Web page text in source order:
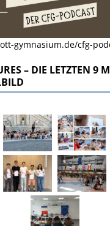
gymnasium.de/cfg-
– DIE LETZTEN 9